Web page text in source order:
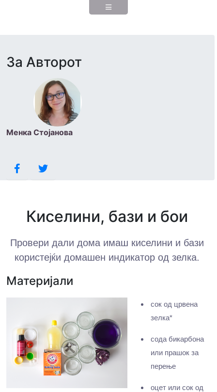
За Авторот
Менка Стојанова
Киселини, бази и бои
Провери дали дома имаш киселини и бази
користејќи домашен индикатор од зелка.
Материјали
сок од црвена
зелка*
сода бикарбона
или прашок за
перење
оцет или сок од